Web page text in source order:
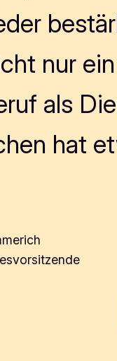
nur
als
hat